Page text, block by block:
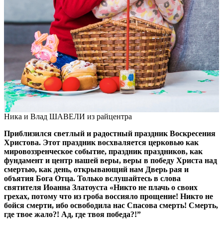
Ника и Влад ШАВЕЛИ из райцентра
Приблизился светлый и радостный праздник Воскресения
Христова. Этот праздник восхваляется церковью как
мировоззренческое событие, праздник праздников, как
фундамент и центр нашей веры, веры в победу Христа над
смертью, как день, открывающий нам Дверь рая и
объятия Бога Отца. Только вслушайтесь в слова
святителя Иоанна Златоуста «Никто не плачь о своих
грехах, потому что из гроба воссияло прощение! Никто не
бойся смерти, ибо освободила нас Спасова смерть! Смерть,
где твое жало?! Ад, где твоя победа?!”